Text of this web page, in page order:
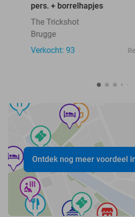
pers. + borrelhapjes
The Trickshot
Brugge
Verkocht: 93
Ontdek nog meer voordeel